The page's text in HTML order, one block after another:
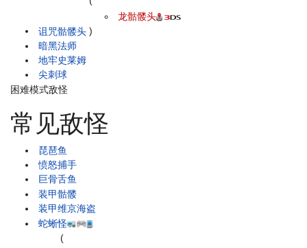
诅咒骷髅头
龙骷髅头
)
暗黑法师
地牢史莱姆
尖刺球
困难模式敌怪
常见敌怪
琵琶鱼
愤怒捕手
巨骨舌鱼
装甲骷髅
装甲维京海盗
蛇蜥怪
(